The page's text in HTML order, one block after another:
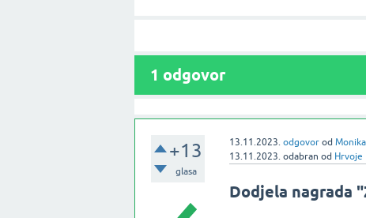
1 odgovor
+13
glasa
13.11.2023. odgovor od
13.11.2023. odabran od Hrvoje
Dodjela nagrada